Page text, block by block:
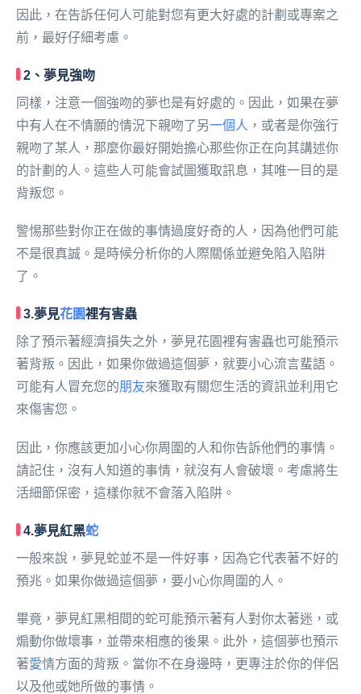
因此，在告訴任何人可能對您有更大好處的計劃或專案之
前，最好仔細考慮。
2、夢見強吻
同樣，注意一個強吻的夢也是有好處的。因此，如果在夢
中有人在不情願的情況下親吻了另一個人 ，或者是你強行
親吻了某人，那麼你最好開始擔心那些你正在向其講述你
的計劃的人。這些人可能會試圖獲取訊息，其唯一目的是
背叛您。
警惕那些對你正在做的事情過度好奇的人，因為他們可能
不是很真誠。是時候分析你的人際關係並避免陷入陷阱
了。
3.夢見花園裡有害蟲
除了預示著經濟損失之外，夢見花園裡有害蟲也可能預示
著背叛。因此，如果你做過這個夢，就要小心流言蜚語。
可能有人冒充您的朋友來獲取有關您生活的資訊並利用它
來傷害您。
因此，你應該更加小心你周圍的人和你告訴他們的事情。
請記住，沒有人知道的事情，就沒有人會破壞。考慮將生
活細節保密，這樣你就不會落入陷阱。
4.夢見紅黑蛇
一般來說，夢見蛇並不是一件好事，因為它代表著不好的
預兆。如果你做過這個夢，要小心你周圍的人。
畢竟，夢見紅黑相間的蛇可能預示著有人對你太著迷，或
煽動你做壞事，並帶來相應的後果。此外，這個夢也預示
著愛情方面的背叛。當你不在身邊時，更專注於你的伴侶
以及他或她所做的事情。